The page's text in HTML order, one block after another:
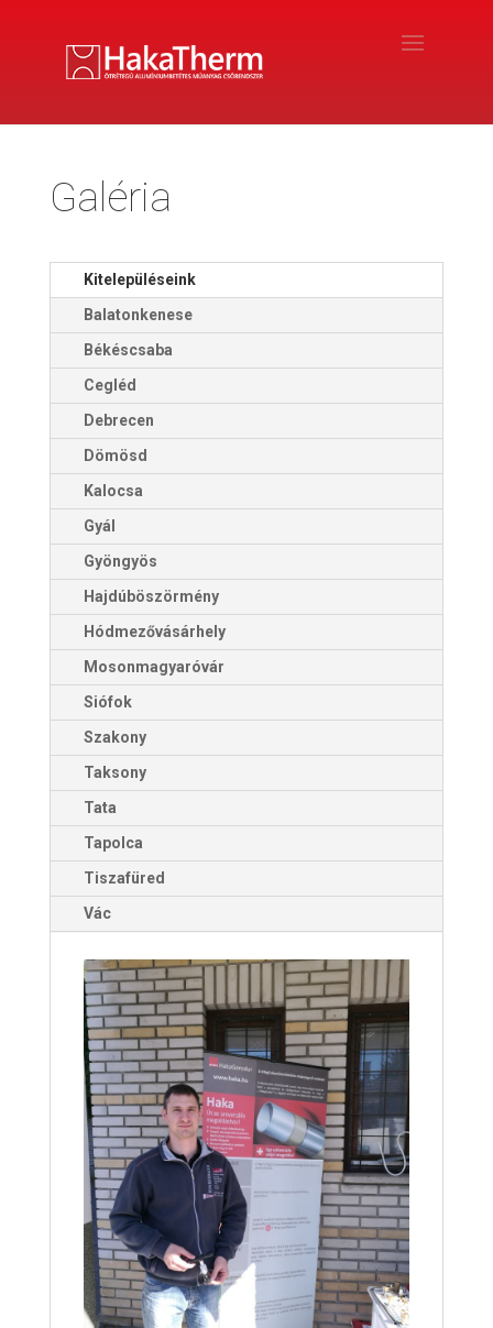
Galéria
Kitelepüléseink
Balatonkenese
Békéscsaba
Cegléd
Debrecen
Dömösd
Kalocsa
Gyál
Gyöngyös
Hajdúböszörmény
Hódmezővásárhely
Mosonmagyaróvár
Siófok
Szakony
Taksony
Tata
Tapolca
Tiszafüred
Vác